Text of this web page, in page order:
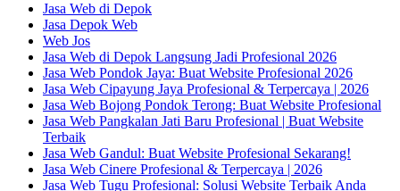
Jasa Web di Depok
Jasa Depok Web
Web Jos
Jasa Web di Depok Langsung Jadi Profesional 2026
Jasa Web Pondok Jaya: Buat Website Profesional 2026
Jasa Web Cipayung Jaya Profesional & Terpercaya | 2026
Jasa Web Bojong Pondok Terong: Buat Website Profesional
Jasa Web Pangkalan Jati Baru Profesional | Buat Website
Terbaik
Jasa Web Gandul: Buat Website Profesional Sekarang!
Jasa Web Cinere Profesional & Terpercaya | 2026
Jasa Web Tugu Profesional: Solusi Website Terbaik Anda